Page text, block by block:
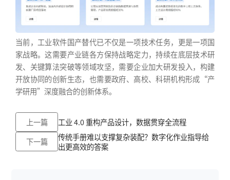
当前，工业软件国产替代已不仅是一项技术任务，更是一项国
家战略。这需要产业链各方保持战略定力，持续在底层技术研
发、关键算法突破等领域攻坚，需要企业加大研发投入，构建
开放协同的创新生态，也需要政府、高校、科研机构形成“产
学研用”深度融合的创新体系。
上一篇
工业 4.0 重构产品设计，数据贯穿全流程
下一篇
传统手册难以支撑复杂装配？数字化作业指导给
出更高效的答案